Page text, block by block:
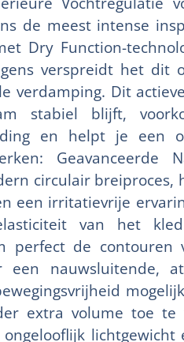
de meest intense
Dry Function-
verspreidt het dit
verdamping. Dit
stabiel blijft,
en helpt je een
Geavanceerde
circulair breiproces,
een irritatievrije
van het
perfect de contouren
nauwsluitende,
extra volume toe te
lichtgewicht